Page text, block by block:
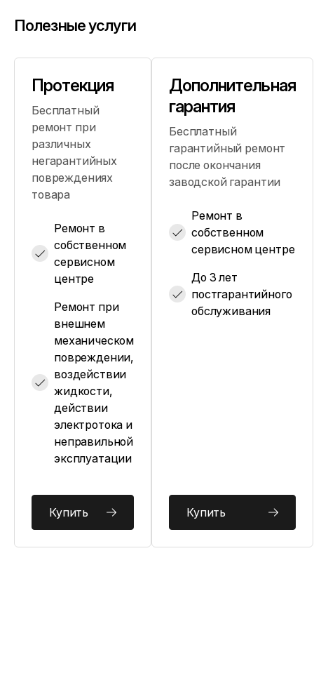
Полезные услуги
Протекция
Бесплатный
ремонт при
различных
негарантийных
повреждениях
товара
Ремонт в
собственном
сервисном
центре
Ремонт при
внешнем
механическом
повреждении,
воздействии
жидкости,
действии
электротока и
неправильной
эксплуатации
Купить
Дополнительная
гарантия
Бесплатный
гарантийный ремонт
после окончания
заводской гарантии
Ремонт в
собственном
сервисном центре
До 3 лет
постгарантийного
обслуживания
Купить